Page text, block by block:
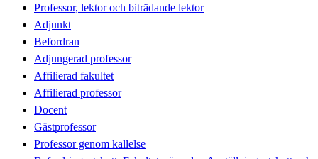
Professor, lektor och biträdande lektor
Adjunkt
Befordran
Adjungerad professor
Affilierad fakultet
Affilierad professor
Docent
Gästprofessor
Professor genom kallelse